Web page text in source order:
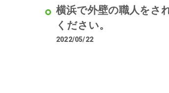
横浜で外壁の職人をさ
ください。
2022/05/22